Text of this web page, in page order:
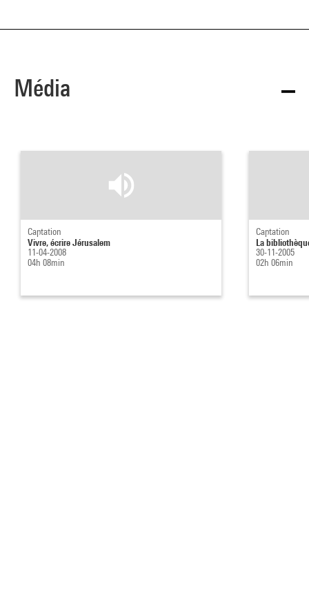
Média
Captation
Vivre, écrire Jérusalem
11-04-2008
04h 08min
Captation
La
30-11-2005
02h 06min